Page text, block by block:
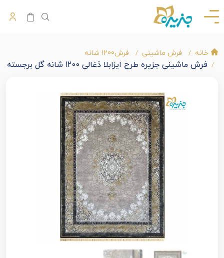
خانه فرش ماشینی فرش1200 شانه
فرش ماشینی جزیره طرح ایزابلا ذغالی 1200 شانه گل برجسته